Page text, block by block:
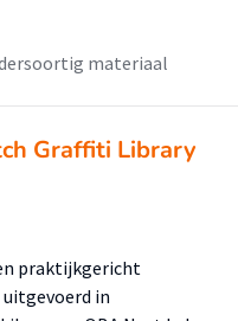
materiaal
Graffiti Library
praktijkgericht
in